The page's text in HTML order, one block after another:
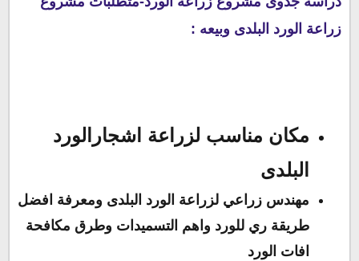
زراعة الورد البلدى وبيعه :
مكان مناسب لزراعة اشجارالورد
البلدى
مهندس زراعي لزراعة الورد البلدى ومعرفة افضل
طريقة ري للورد واهم التسميدات وطرق مكافحة
افات الورد